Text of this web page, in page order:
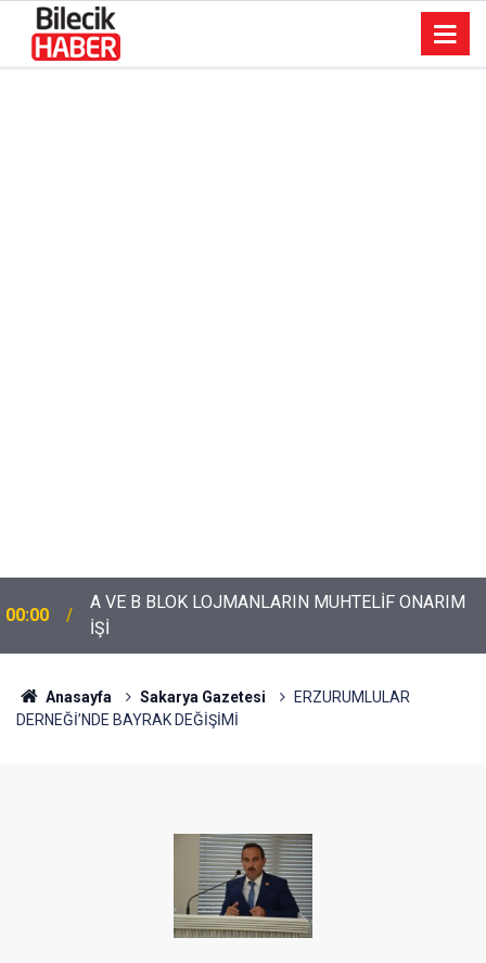
00:00
A VE B BLOK LOJMANLARIN MUHTELİF ONARIM
İŞİ
Anasayfa Sakarya Gazetesi
ERZURUMLULAR
DERNEĞİ’NDE BAYRAK DEĞİŞİMİ